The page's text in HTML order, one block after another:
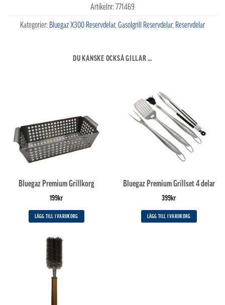
Artikelnr: 771469
Kategorier: Bluegaz X300 Reservdelar, Gasolgrill Reservdelar, Reservdelar
DU KANSKE OCKSÅ GILLAR …
Bluegaz Premium Grillkorg
199kr
LÄGG TILL I VARUKORG
Bluegaz Premium Grillset 4 delar
399kr
LÄGG TILL I VARUKORG